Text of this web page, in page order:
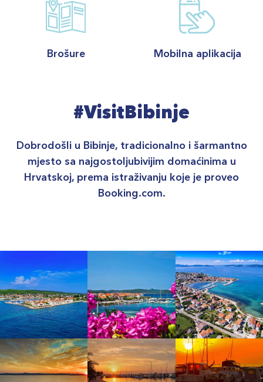
Brošure Mobilna aplikacija
#VisitBibinje
Dobrodošli u Bibinje, tradicionalno i šarmantno
mjesto sa najgostoljubivijim domaćinima u
Hrvatskoj, prema istraživanju koje je proveo
Booking.com.